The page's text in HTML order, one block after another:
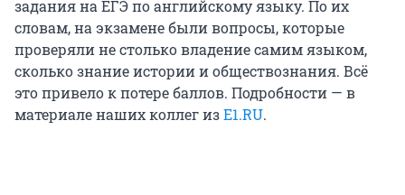
задания на ЕГЭ по английскому языку. По их
словам, на экзамене были вопросы, которые
проверяли не столько владение самим языком,
сколько знание истории и обществознания. Всё
это привело к потере баллов. Подробности — в
материале наших коллег изE1.RU.